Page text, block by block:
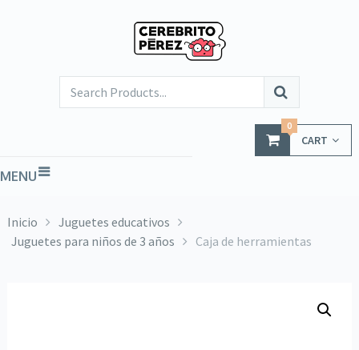
CART
0
MENU
Inicio
Juguetes educativos
Juguetes para niños de 3 años
Caja de herramientas